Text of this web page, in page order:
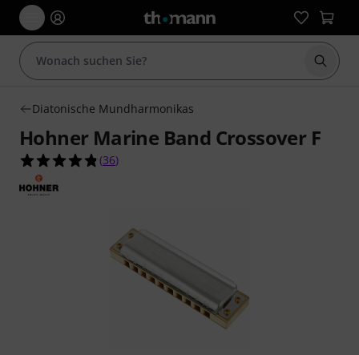
Suche
Diatonische Mundharmonikas
Hohner Marine Band Crossover F
4.8 von 5 Sternen aus 36 Kundenbewertungen
(36)